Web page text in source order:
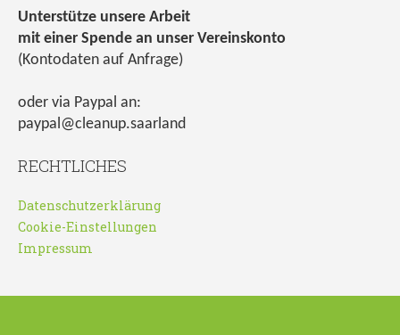
Unterstütze unsere Arbeit
mit einer Spende an unser Vereinskonto
(Kontodaten auf Anfrage)
oder via Paypal an:
paypal@cleanup.saarland
RECHTLICHES
Datenschutzerklärung
Cookie-Einstellungen
Impressum